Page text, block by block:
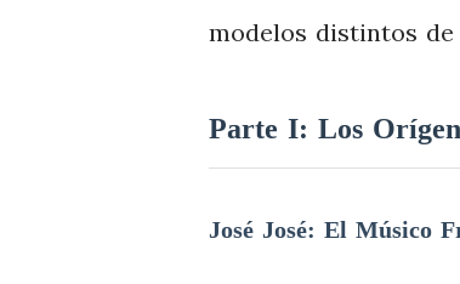
modelos distintos
Parte I: Los
José José: El Músico